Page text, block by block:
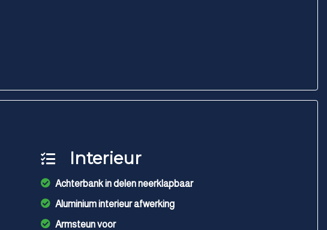
Interieur
Achterbank in delen neerklapbaar
Aluminium interieur afwerking
Armsteun voor